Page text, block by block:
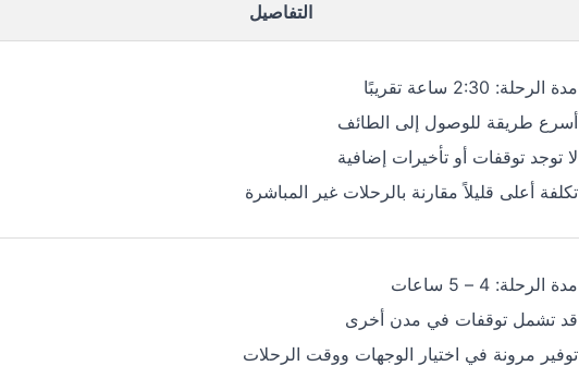
التفاصيل
مدة الرحلة: 2:30 ساعة تقريبًا
أسرع طريقة للوصول إلى الطائف
لا توجد توقفات أو تأخيرات إضافية
تكلفة أعلى قليلاً مقارنة بالرحلات غير المباشرة
مدة الرحلة: 4 – 5 ساعات
قد تشمل توقفات في مدن أخرى
توفير مرونة في اختيار الوجهات ووقت الرحلات